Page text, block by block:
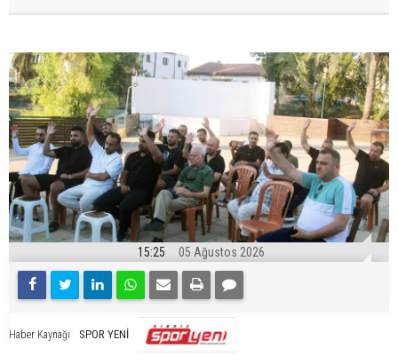
15:25 05 Ağustos 2026
Haber Kaynağı SPOR YENİ